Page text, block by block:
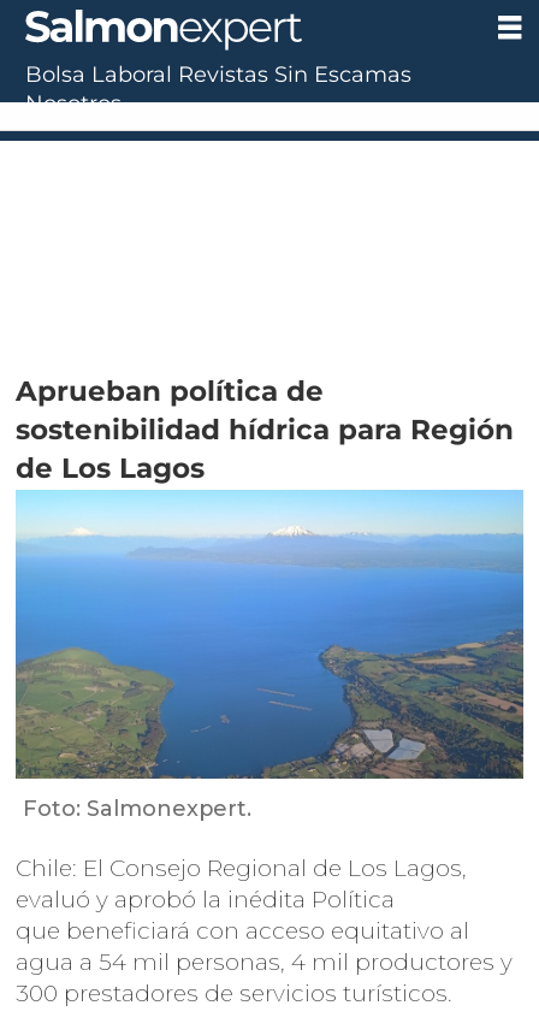
Aprueban política de
sostenibilidad hídrica para Región
de Los Lagos
Foto: Salmonexpert.
Chile: El Consejo Regional de Los Lagos,
evaluó y aprobó la inédita Política
que beneficiará con acceso equitativo al
agua a 54 mil personas, 4 mil productores y
300 prestadores de servicios turísticos.
Bolsa Laboral Revistas Sin Escamas
Nosotros